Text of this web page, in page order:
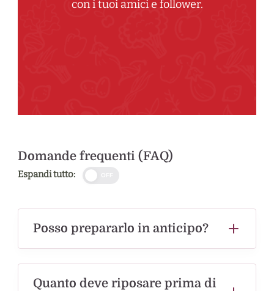
con i tuoi amici e follower.
Domande frequenti (FAQ)
Espandi tutto:
Posso prepararlo in anticipo?
Quanto deve riposare prima di